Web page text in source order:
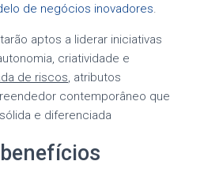
de negócios inovadores.
aptos a liderar iniciativas
criatividade e
de riscos, atributos
contemporâneo que
e diferenciada